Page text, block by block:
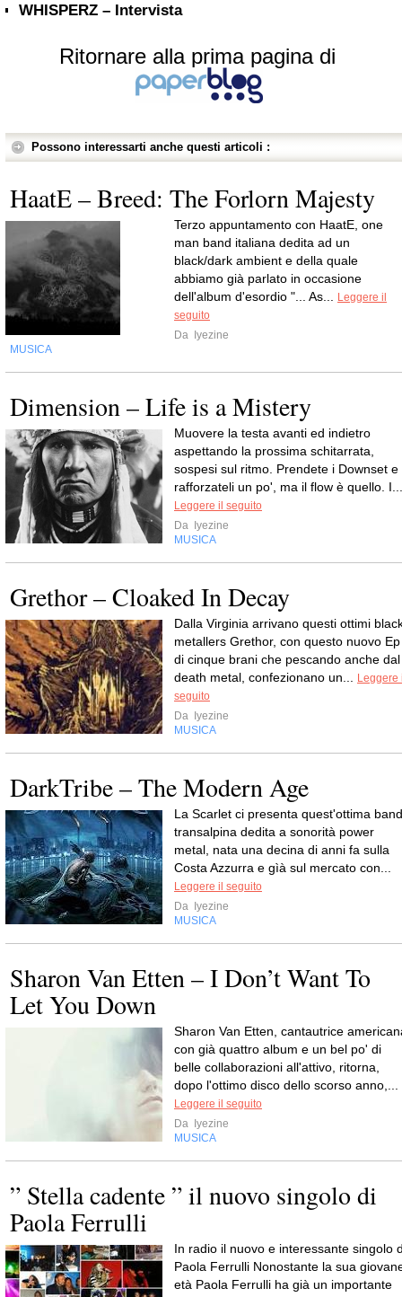
WHISPERZ – Intervista
Ritornare alla prima pagina di
Possono interessarti anche questi articoli :
HaatE – Breed: The Forlorn Majesty
Terzo appuntamento con HaatE, one
man band italiana dedita ad un
black/dark ambient e della quale
abbiamo già parlato in occasione
dell'album d'esordio "... As...
Leggere il
seguito
Da Iyezine
MUSICA
Dimension – Life is a Mistery
Muovere la testa avanti ed indietro
aspettando la prossima schitarrata,
sospesi sul ritmo. Prendete i Downset e
rafforzateli un po', ma il flow è quello. I...
Leggere il seguito
Da Iyezine
MUSICA
Grethor – Cloaked In Decay
Dalla Virginia arrivano questi ottimi
metallers Grethor, con questo nuovo Ep
di cinque brani che pescando anche dal
death metal, confezionano un...
Leggere
seguito
Da Iyezine
MUSICA
DarkTribe – The Modern Age
La Scarlet ci presenta quest'ottima band
transalpina dedita a sonorità power
metal, nata una decina di anni fa sulla
Costa Azzurra e gìà sul mercato con...
Leggere il seguito
Da Iyezine
MUSICA
Sharon Van Etten – I Don’t Want To
Let You Down
Sharon Van Etten, cantautrice
con già quattro album e un bel po' di
belle collaborazioni all'attivo, ritorna,
dopo l'ottimo disco dello scorso anno,...
Leggere il seguito
Da Iyezine
MUSICA
” Stella cadente ” il nuovo singolo di
Paola Ferrulli
In radio il nuovo e interessante singolo
Paola Ferrulli Nonostante la sua
età Paola Ferrulli ha già un importante